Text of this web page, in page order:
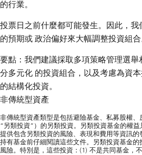
的行業。
投票日之前什麼都可能發生。因此，
的預期或 政治偏好來大幅調整投資組合
要點：我們建議採取多項策略管理選
分多元化 的投資組合，以及考慮為資
的結構化投資。
非傳統型資產
非傳統型資產類型是包括避險基金、私募股權
“另類投資”）的另類投資。另類投資基金的權
提供包含另類投資的風險、表現和費用等資訊
持有基金前仔細閱讀這些文件。另類投資基金
風險。特別是，這些投資：(1) 不是共同基金，